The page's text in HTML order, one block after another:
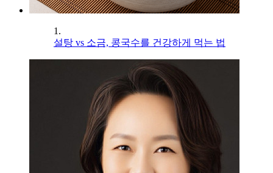
1.
설탕 vs 소금, 콩국수를 건강하게 먹는 법